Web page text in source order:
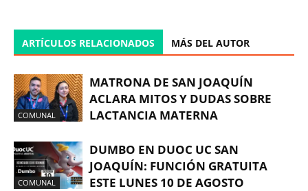
ARTÍCULOS RELACIONADOS MÁS DEL AUTOR
COMUNAL
MATRONA DE SAN JOAQUÍN
ACLARA MITOS Y DUDAS SOBRE
LACTANCIA MATERNA
COMUNAL
DUMBO EN DUOC UC SAN
JOAQUÍN: FUNCIÓN GRATUITA
ESTE LUNES 10 DE AGOSTO